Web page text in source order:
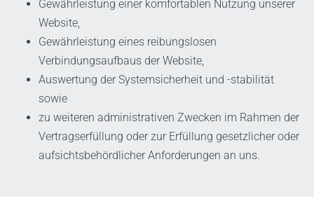
Gewährleistung einer komfortablen Nutzung unserer
Website,
Gewährleistung eines reibungslosen
Verbindungsaufbaus der Website,
Auswertung der Systemsicherheit und -stabilität
sowie
zu weiteren administrativen Zwecken im Rahmen der
Vertragserfüllung oder zur Erfüllung gesetzlicher oder
aufsichtsbehördlicher Anforderungen an uns.